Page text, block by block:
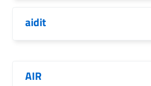
aidit
AIR